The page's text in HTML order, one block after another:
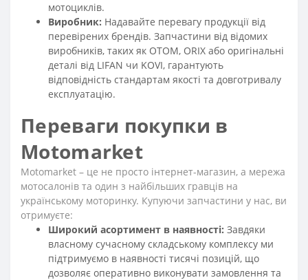
мотоциклів.
Виробник: Надавайте перевагу продукції від
перевірених брендів. Запчастини від відомих
виробників, таких як OTOM, ORIX або оригінальні
деталі від LIFAN чи KOVI, гарантують
відповідність стандартам якості та довготривалу
експлуатацію.
Переваги покупки в
Motomarket
Motomarket – це не просто інтернет-магазин, а мережа
мотосалонів та один з найбільших гравців на
українському моторинку. Купуючи запчастини у нас, ви
отримуєте:
Широкий асортимент в наявності: Завдяки
власному сучасному складському комплексу ми
підтримуємо в наявності тисячі позицій, що
дозволяє оперативно виконувати замовлення та